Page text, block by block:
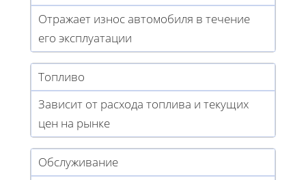
Отражает износ автомобиля в течение
его эксплуатации
Топливо
Зависит от расхода топлива и текущих
цен на рынке
Обслуживание